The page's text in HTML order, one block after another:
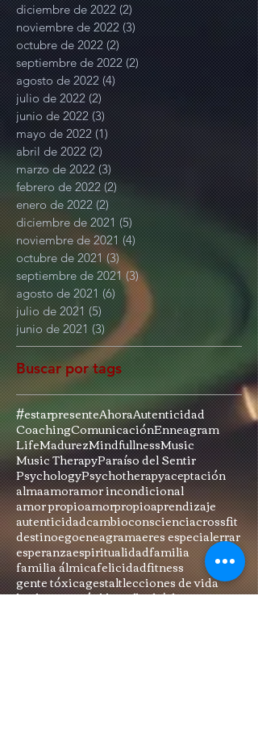
diciembre de 2022 (2)2 entradas
noviembre de 2022 (3)3 entradas
octubre de 2022 (2)2 entradas
septiembre de 2022 (2)2 entradas
agosto de 2022 (4)4 entradas
julio de 2022 (2)2 entradas
junio de 2022 (3)3 entradas
mayo de 2022 (1)1 entrada
abril de 2022 (2)2 entradas
marzo de 2022 (3)3 entradas
febrero de 2022 (2)2 entradas
enero de 2022 (2)2 entradas
diciembre de 2021 (5) 5 entradas
noviembre de 2021 (4)4 entradas
octubre de 2021 (3)3 entradas
septiembre de 2021 (3)3 entradas
agosto de 2021 (6) 6 entradas
julio de 2021 (5)5 entradas
junio de 2021 (3)3 entradas
Buscar por tags
#estarpresenteAhoraAutenticidad
CoachingComunicaciónEnneagram
LifeMadurezMindfullnessMusic
Music TherapyParaíso del Sentir
PsychologyPsychotherapyaceptación
almaamoramor incondicional
amor propioamorpropioaprendizaje
autenticidadcambioconscienciacrossfit
destinoegoeneagramaeres especialerrar
esperanzaespiritualidadfamilia
familia álmicafelicidadfitness
gente tóxicagestaltlecciones de vida
leydeatracciónlibre albedríoluz